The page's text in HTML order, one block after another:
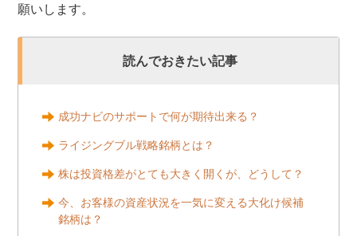
願いします。
読んでおきたい記事
成功ナビのサポートで何が期待出来る？
ライジングブル戦略銘柄とは？
株は投資格差がとても大きく開くが、どうして？
今、お客様の資産状況を一気に変える大化け候補
銘柄は？